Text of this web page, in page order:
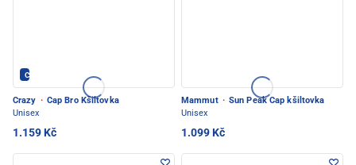
Crazy - PEC POD SNĚŽKOU
Crazy · Cap Bro Kšiltovka
Unisex
1.159 Kč
Mammut · Sun Peak Cap kšiltovka
Unisex
1.099 Kč